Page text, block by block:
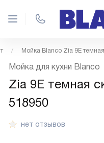
Мойка Blanco Zia 9E
нет отзывов
Мойка для кухни Blanco
Zia 9E темная
518950